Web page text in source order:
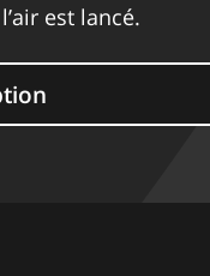
est lancé.